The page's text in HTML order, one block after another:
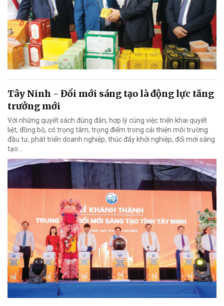
Tây Ninh - Đổi mới sáng tạo là động lực tăng
trưởng mới
Với những quyết sách đúng đắn, hợp lý cùng việc triển khai quyết
liệt, đồng bộ, có trọng tâm, trọng điểm trong cải thiện môi trường
đầu tư, phát triển doanh nghiệp, thúc đẩy khởi nghiệp, đổi mới sáng
tạo…